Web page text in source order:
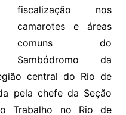
fiscalização nos
camarotes e áreas
comuns do
Sambódromo da
central do Rio de
pela chefe da Seção
Trabalho no Rio de